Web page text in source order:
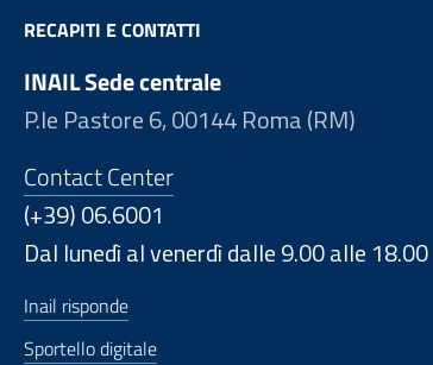
RECAPITI E CONTATTI
INAIL Sede centrale
P.le Pastore 6, 00144 Roma (RM)
Contact Center
(+39) 06.6001
Dal lunedì al venerdì dalle 9.00 alle 18.00
Inail risponde
Sportello digitale